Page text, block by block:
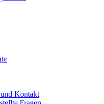
Kontakt